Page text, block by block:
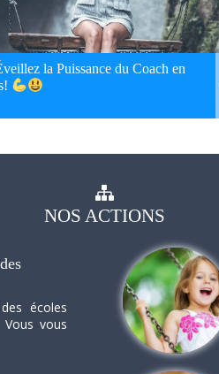
la Puissance du Coach en
NOS ACTIONS
écoles
vous